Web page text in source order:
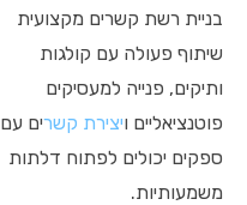
בניית רשת קשרים מקצועית
שיתוף פעולה עם קולגות
ותיקים, פנייה למעסיקים
פוטנציאליים ויצירת קשרים עם
ספקים יכולים לפתוח דלתות
משמעותיות.